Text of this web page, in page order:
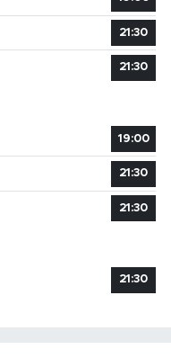
21:30
21:30
19:00
21:30
21:30
21:30